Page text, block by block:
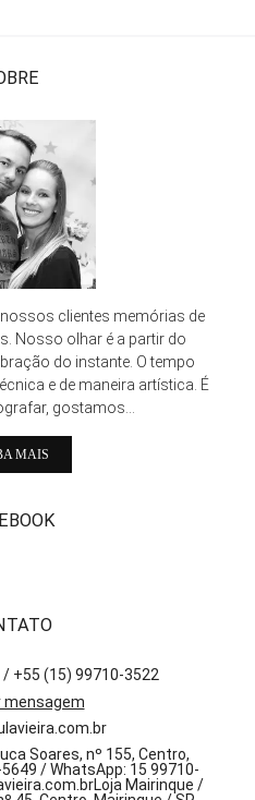
clientes memórias de
Nosso olhar é a partir do
do instante. O tempo
e de maneira artística. É
gostamos...
MAIS
+55 (15) 99710-3522
mensagem
Soares, nº 155, Centro,
5649 / WhatsApp: 15 99710-
Mairinque /